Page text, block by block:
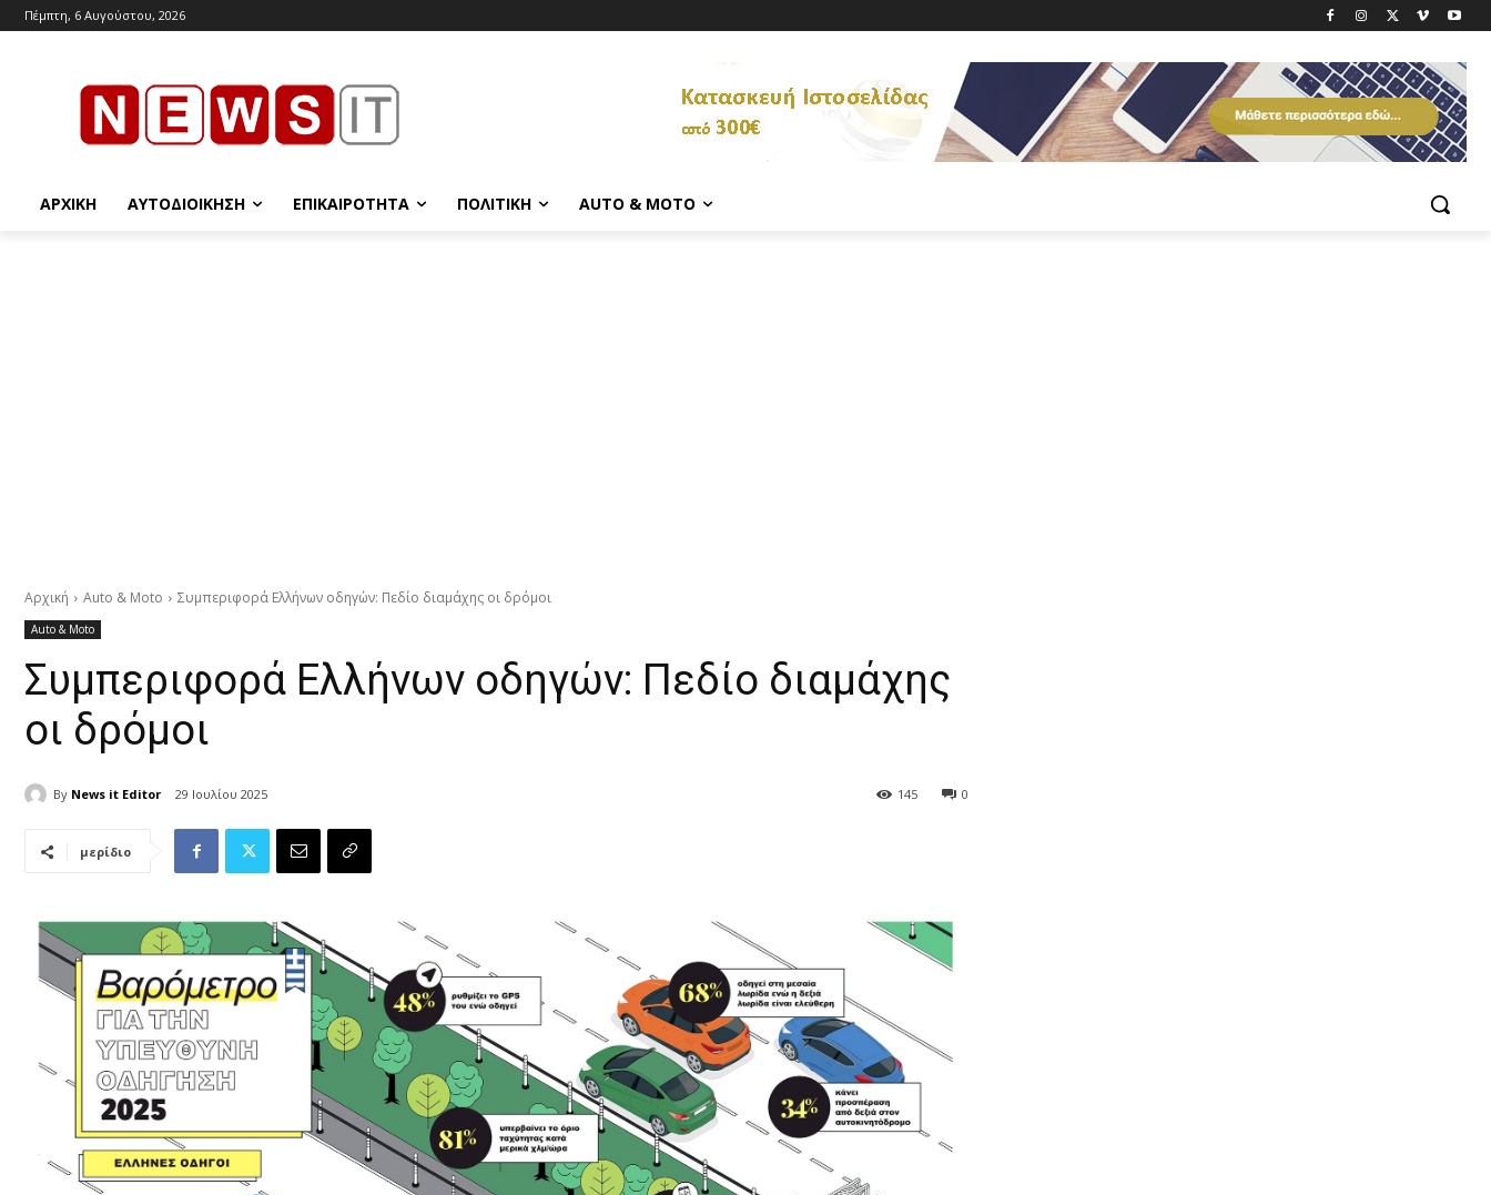
Πέμπτη, 6 Αυγούστου, 2026
ΑΡΧΙΚΉ ΑΥΤΟΔΙΟΊΚΗΣΗ ΕΠΙΚΑΙΡΌΤΗΤΑ ΠΟΛΙΤΙΚΉ AUTO & MOTO
Αρχική Auto & Moto Συμπεριφορά Ελλήνων οδηγών: Πεδίο διαμάχης οι δρόμοι
Auto & Moto
Συμπεριφορά Ελλήνων οδηγών: Πεδίο διαμάχης
οι δρόμοι
By News it Editor 29 Ιουλίου 2025 0
145
μερίδιο